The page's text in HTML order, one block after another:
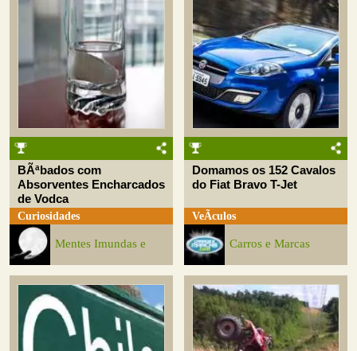
BÃªbados com
Absorventes Encharcados
de Vodca
Curiosidades
Mentes Imundas e
Domamos os 152 Cavalos
do Fiat Bravo T-Jet
VeÃ­culos
Carros e Marcas